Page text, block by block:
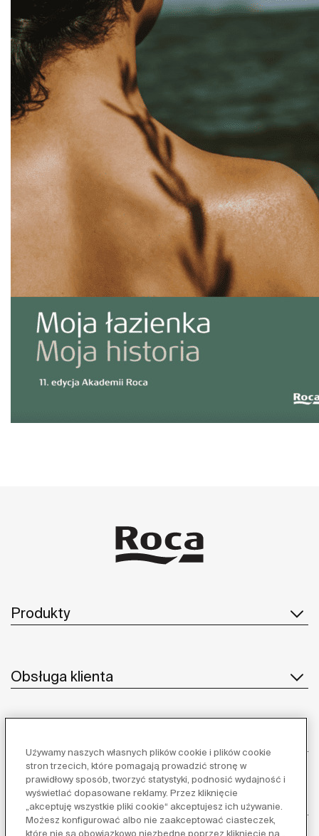
Produkty
Obsługa klienta
Inspiracja
Używamy naszych własnych plików cookie i plików cookie
stron trzecich, które pomagają prowadzić stronę w
prawidłowy sposób, tworzyć statystyki, podnosić wydajność i
wyświetlać dopasowane reklamy. Przez kliknięcie
„akceptuję wszystkie pliki cookie“ akceptujesz ich używanie.
Możesz konfigurować albo nie zaakceptować ciasteczek,
które nie są obowiązkowo niezbędne poprzez kliknięcie na „